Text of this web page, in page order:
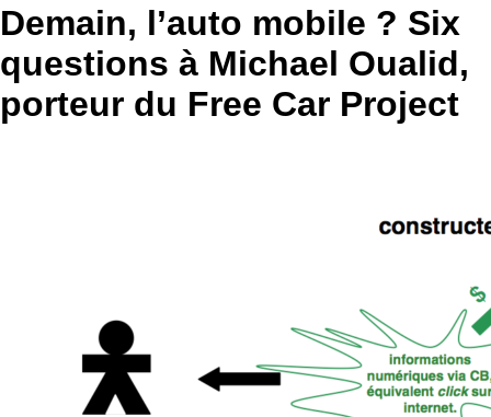
Demain, l’auto mobile ? Six
questions à Michael Oualid,
porteur du Free Car Project